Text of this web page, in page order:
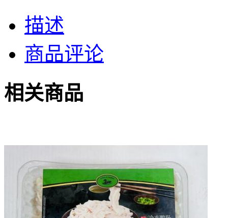
描述
商品评论
相关商品